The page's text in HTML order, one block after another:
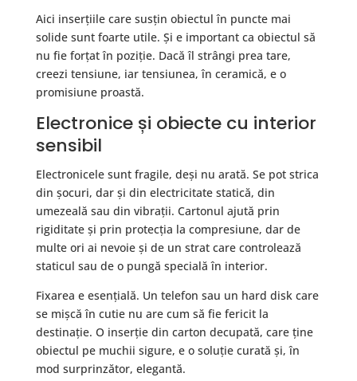
Aici inserțiile care susțin obiectul în puncte mai
solide sunt foarte utile. Și e important ca obiectul să
nu fie forțat în poziție. Dacă îl strângi prea tare,
creezi tensiune, iar tensiunea, în ceramică, e o
promisiune proastă.
Electronice și obiecte cu interior
sensibil
Electronicele sunt fragile, deși nu arată. Se pot strica
din șocuri, dar și din electricitate statică, din
umezeală sau din vibrații. Cartonul ajută prin
rigiditate și prin protecția la compresiune, dar de
multe ori ai nevoie și de un strat care controlează
staticul sau de o pungă specială în interior.
Fixarea e esențială. Un telefon sau un hard disk care
se mișcă în cutie nu are cum să fie fericit la
destinație. O inserție din carton decupată, care ține
obiectul pe muchii sigure, e o soluție curată și, în
mod surprinzător, elegantă.